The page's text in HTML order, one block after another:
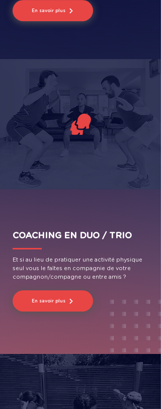
En savoir plus
COACHING EN DUO / TRIO
Et si au lieu de pratiquer une activité physique
seul vous le faîtes en compagnie de votre
compagnon/compagne ou entre amis ?
En savoir plus